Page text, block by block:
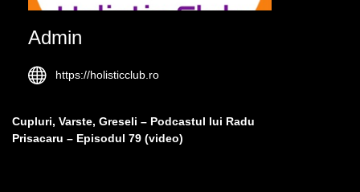
Admin
https://holisticclub.ro
Cupluri, Varste, Greseli – Podcastul lui Radu
Prisacaru – Episodul 79 (video)